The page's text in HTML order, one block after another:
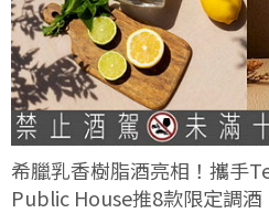
希臘乳香樹脂酒亮相！攜手
Public House推8款限定調酒